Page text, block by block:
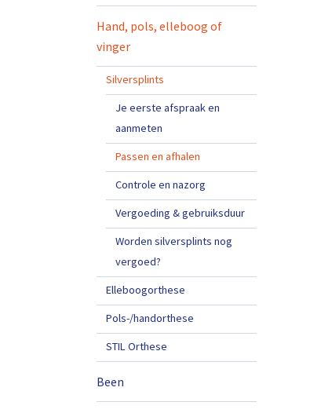
Hand, pols, elleboog of
vinger
Silversplints
Je eerste afspraak en
aanmeten
Passen en afhalen
Controle en nazorg
Vergoeding & gebruiksduur
Worden silversplints nog
vergoed?
Elleboogorthese
Pols-/handorthese
STIL Orthese
Been